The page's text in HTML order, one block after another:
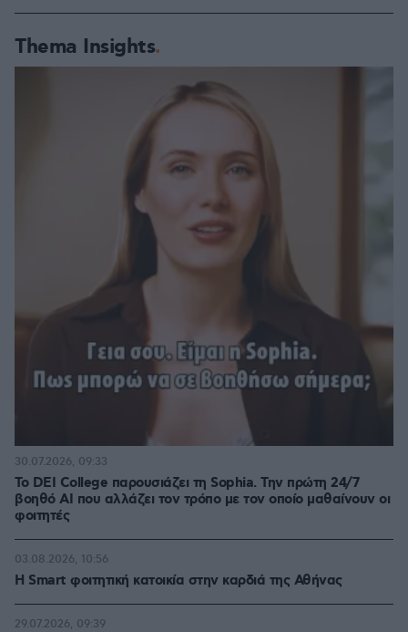
Thema Insights
Το DEI College παρουσιάζει τη Sophia. Την πρώτη 24/7
βοηθό AI που αλλάζει τον τρόπο με τον οποίο μαθαίνουν οι
φοιτητές
30.07.2026, 09:33
Η Smart φοιτητική κατοικία στην καρδιά της Αθήνας
03.08.2026, 10:56
29.07.2026, 09:39